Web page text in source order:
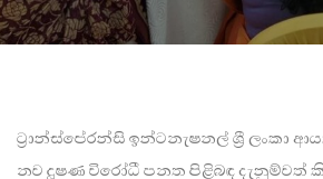
ට්‍රාන්ස්පේරන්සි ඉන්ටනැෂනල් ශ්‍රී ලංකා
නව දූෂණ විරෝධී පනත පිළිබඳ දැනුම්වත්